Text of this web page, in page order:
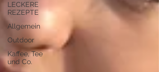
LECKERE
REZEPTE
Allgemein
Outdoor
Kaffee, Tee
und Co.